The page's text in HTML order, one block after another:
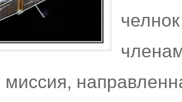
миссия,